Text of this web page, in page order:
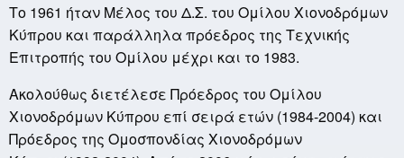
Το 1961 ήταν Μέλος του Δ.Σ. του Ομίλου Χιονοδρόμων
Κύπρου και παράλληλα πρόεδρος της Τεχνικής
Επιτροπής του Ομίλου μέχρι και το 1983.
Ακολούθως διετέλεσε Πρόεδρος του Ομίλου
Χιονοδρόμων Κύπρου επί σειρά ετών (1984-2004) και
Πρόεδρος της Ομοσπονδίας Χιονοδρόμων